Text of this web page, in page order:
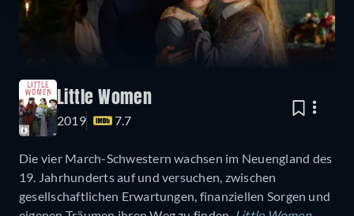
Little Women
2019 7.7
Die vier March-Schwestern wachsen im Neuengland des
19. Jahrhunderts auf und versuchen, zwischen
gesellschaftlichen Erwartungen, finanziellen Sorgen und